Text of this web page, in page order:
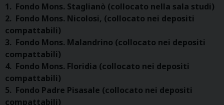
1. Fondo Mons. Staglianò (collocato nella sala studi)
2. Fondo Mons. Nicolosi, (collocato nei depositi
compattabili)
3. Fondo Mons. Malandrino (collocato nei depositi
compattabili)
4. Fondo Mons. Floridia (collocato nei depositi
compattabili)
5. Fondo Padre Pisasale (collocato nei depositi
compattabili)